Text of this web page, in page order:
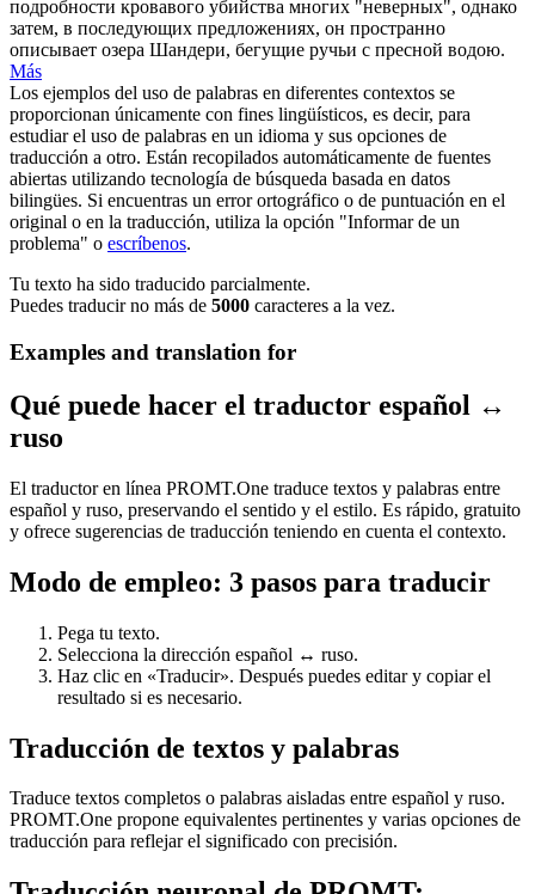
подробности кровавого убийства многих "неверных", однако
затем, в последующих предложениях, он пространно
описывает озера Шандери, бегущие ручьи с пресной водою.
Más
Los ejemplos del uso de palabras en diferentes contextos se
proporcionan únicamente con fines lingüísticos, es decir, para
estudiar el uso de palabras en un idioma y sus opciones de
traducción a otro. Están recopilados automáticamente de fuentes
abiertas utilizando tecnología de búsqueda basada en datos
bilingües. Si encuentras un error ortográfico o de puntuación en el
original o en la traducción, utiliza la opción "Informar de un
problema" o escríbenos.
Tu texto ha sido traducido parcialmente.
Puedes traducir no más de 5000 caracteres a la vez.
Examples and translation for
Qué puede hacer el traductor español ↔
ruso
El traductor en línea PROMT.One traduce textos y palabras entre
español y ruso, preservando el sentido y el estilo. Es rápido, gratuito
y ofrece sugerencias de traducción teniendo en cuenta el contexto.
Modo de empleo: 3 pasos para traducir
Pega tu texto.
Selecciona la dirección español ↔ ruso.
Haz clic en «Traducir». Después puedes editar y copiar el
resultado si es necesario.
Traducción de textos y palabras
Traduce textos completos o palabras aisladas entre español y ruso.
PROMT.One propone equivalentes pertinentes y varias opciones de
traducción para reflejar el significado con precisión.